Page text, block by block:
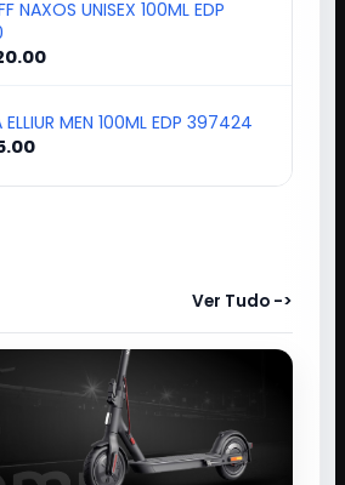
NAXOS UNISEX 100ML EDP
ELLIUR MEN 100ML EDP 397424
Ver Tudo ->